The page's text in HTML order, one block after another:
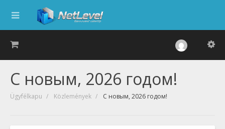
С новым, 2026 годом!
Ügyfélkapu Közlemények С новым, 2026 годом!